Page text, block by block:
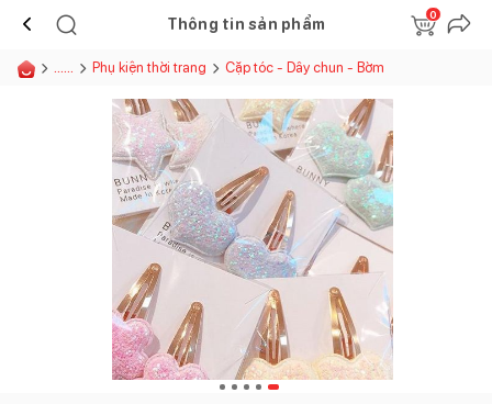
Thông tin sản phẩm
0
...... Phụ kiện thời trang Cặp tóc - Dây chun - Bờm